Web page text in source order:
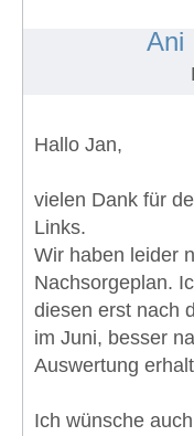
Ani
Hallo Jan,
vielen Dank für
Links.
Wir haben leider
Nachsorgeplan.
diesen erst nach
im Juni, besser
Auswertung
Ich wünsche